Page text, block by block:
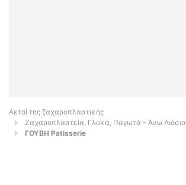
Αετοί της ζαχαροπλαστικής
Ζαχαροπλαστεία, Γλυκά, Παγωτά - Άνω Λιόσια
ΓΟΥΒΗ Patisserie